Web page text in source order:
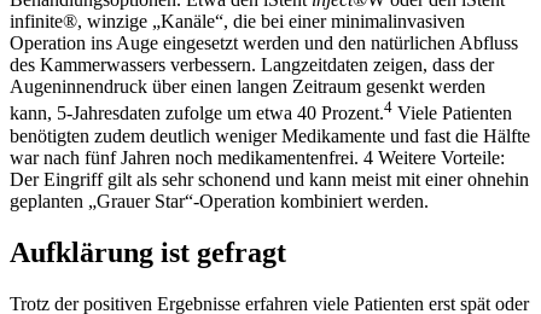
infinite®, winzige „Kanäle“, die bei einer minimalinvasiven
Operation ins Auge eingesetzt werden und den natürlichen Abfluss
des Kammerwassers verbessern. Langzeitdaten zeigen, dass der
Augeninnendruck über einen langen Zeitraum gesenkt werden
kann, 5-Jahresdaten zufolge um etwa 40 Prozent.4 Viele Patienten
benötigten zudem deutlich weniger Medikamente und fast die Hälfte
war nach fünf Jahren noch medikamentenfrei. 4 Weitere Vorteile:
Der Eingriff gilt als sehr schonend und kann meist mit einer ohnehin
geplanten „Grauer Star“-Operation kombiniert werden.
Aufklärung ist gefragt
Trotz der positiven Ergebnisse erfahren viele Patienten erst spät oder